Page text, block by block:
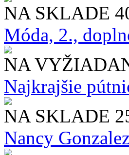
NA SKLADE
Móda, 2.,
NA
Najkrajšie
NA SKLADE
Nancy